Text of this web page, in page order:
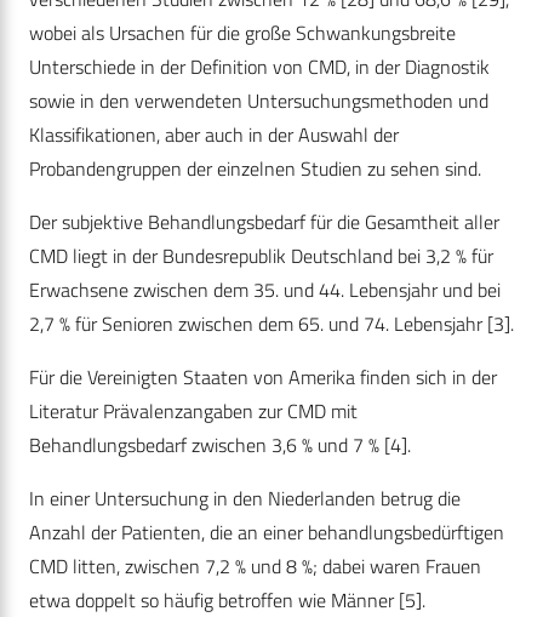
wobei als Ursachen für die große Schwankungsbreite
Unterschiede in der Definition von CMD, in der Diagnostik
sowie in den verwendeten Untersuchungsmethoden und
Klassifikationen, aber auch in der Auswahl der
Probandengruppen der einzelnen Studien zu sehen sind.
Der subjektive Behandlungsbedarf für die Gesamtheit aller
CMD liegt in der Bundesrepublik Deutschland bei 3,2 % für
Erwachsene zwischen dem 35. und 44. Lebensjahr und bei
2,7 % für Senioren zwischen dem 65. und 74. Lebensjahr [3].
Für die Vereinigten Staaten von Amerika finden sich in der
Literatur Prävalenzangaben zur CMD mit
Behandlungsbedarf zwischen 3,6 % und 7 % [4].
In einer Untersuchung in den Niederlanden betrug die
Anzahl der Patienten, die an einer behandlungsbedürftigen
CMD litten, zwischen 7,2 % und 8 %; dabei waren Frauen
etwa doppelt so häufig betroffen wie Männer [5].